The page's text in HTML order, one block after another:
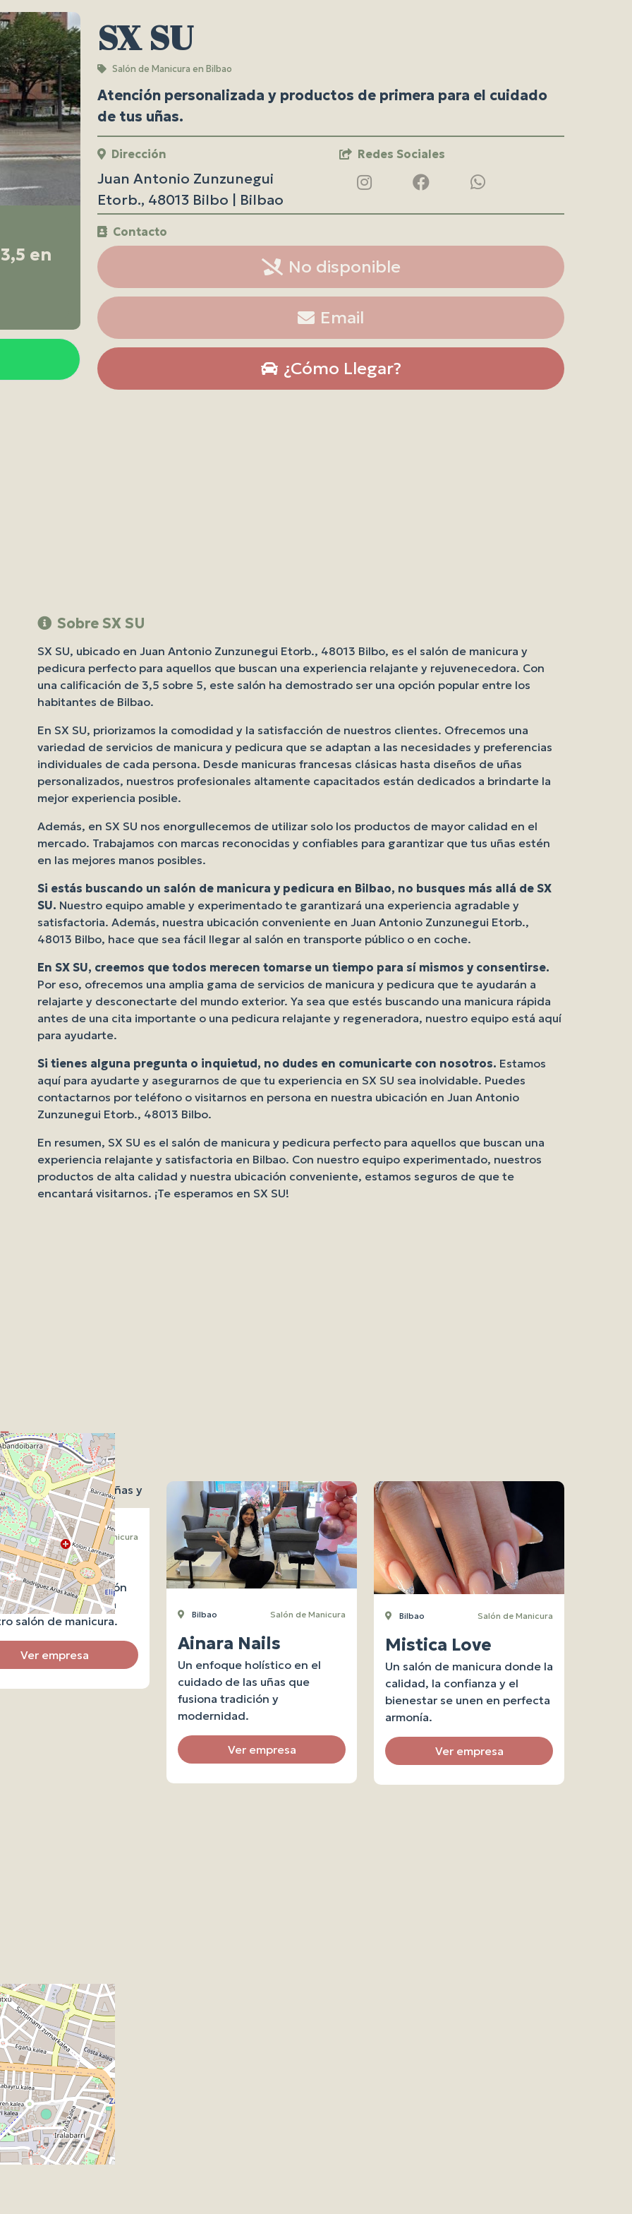
en
SX SU
Salón de Manicura en Bilbao
Atención personalizada y productos de primera para el cuidado
de tus uñas.
Dirección
Juan Antonio Zunzunegui
Etorb., 48013 Bilbo | Bilbao
Redes Sociales
Contacto
No disponible
Email
¿Cómo Llegar?
Sobre SX SU
SX SU, ubicado en Juan Antonio Zunzunegui Etorb., 48013 Bilbo, es el salón de manicura y
pedicura perfecto para aquellos que buscan una experiencia relajante y rejuvenecedora. Con
una calificación de 3,5 sobre 5, este salón ha demostrado ser una opción popular entre los
habitantes de Bilbao.
En SX SU, priorizamos la comodidad y la satisfacción de nuestros clientes. Ofrecemos una
variedad de servicios de manicura y pedicura que se adaptan a las necesidades y preferencias
individuales de cada persona. Desde manicuras francesas clásicas hasta diseños de uñas
personalizados, nuestros profesionales altamente capacitados están dedicados a brindarte la
mejor experiencia posible.
Además, en SX SU nos enorgullecemos de utilizar solo los productos de mayor calidad en el
mercado. Trabajamos con marcas reconocidas y confiables para garantizar que tus uñas estén
en las mejores manos posibles.
Si estás buscando un salón de manicura y pedicura en Bilbao, no busques más allá de SX
SU. Nuestro equipo amable y experimentado te garantizará una experiencia agradable y
satisfactoria. Además, nuestra ubicación conveniente en Juan Antonio Zunzunegui Etorb.,
48013 Bilbo, hace que sea fácil llegar al salón en transporte público o en coche.
En SX SU, creemos que todos merecen tomarse un tiempo para sí mismos y consentirse.
Por eso, ofrecemos una amplia gama de servicios de manicura y pedicura que te ayudarán a
relajarte y desconectarte del mundo exterior. Ya sea que estés buscando una manicura rápida
antes de una cita importante o una pedicura relajante y regeneradora, nuestro equipo está aquí
para ayudarte.
Si tienes alguna pregunta o inquietud, no dudes en comunicarte con nosotros. Estamos
aquí para ayudarte y asegurarnos de que tu experiencia en SX SU sea inolvidable. Puedes
contactarnos por teléfono o visitarnos en persona en nuestra ubicación en Juan Antonio
Zunzunegui Etorb., 48013 Bilbo.
En resumen, SX SU es el salón de manicura y pedicura perfecto para aquellos que buscan una
experiencia relajante y satisfactoria en Bilbao. Con nuestro equipo experimentado, nuestros
productos de alta calidad y nuestra ubicación conveniente, estamos seguros de que te
encantará visitarnos. ¡Te esperamos en SX SU!
Salón de Manicura
by Lawra
y perfección
en cada visita a
salón de manicura.
Ver empresa
Bilbao Salón de Manicura
Ainara Nails
Un enfoque holístico en el
cuidado de las uñas que
fusiona tradición y
modernidad.
Ver empresa
Bilbao Salón de Manicura
Mistica Love
Un salón de manicura donde la
calidad, la confianza y el
bienestar se unen en perfecta
armonía.
Ver empresa